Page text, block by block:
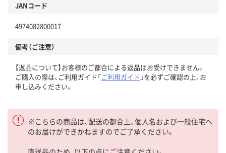
JANコード
4974082800017
備考（ご注意）
【返品について】お客様のご都合による返品はお受けできません。
ご購入の際は、ご利用ガイド「ご利用ガイド 」を必ずご確認の上、お
申し込みください。
※こちらの商品は、配送の都合上、個人名および一般住宅へ
のお届けができかねますのでご了承ください。